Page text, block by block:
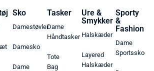
Sko
Damestøvler
Damesko
Dame
Tasker
Dame
Håndtasker
Tote
Bag
Ure &
Smykker
Halskæder
Layered
Halskæder
Sporty
&
Fashion
Dame
Sportssko